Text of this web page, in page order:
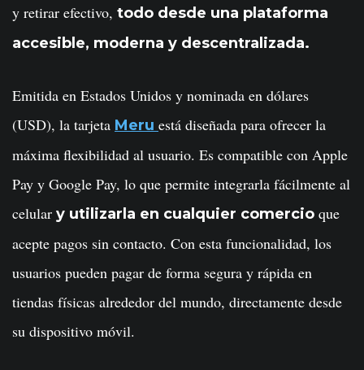
y retirar efectivo, todo desde una plataforma
accesible, moderna y descentralizada.
Emitida en Estados Unidos y nominada en dólares
(USD), la tarjeta Meru está diseñada para ofrecer la
máxima flexibilidad al usuario. Es compatible con Apple
Pay y Google Pay, lo que permite integrarla fácilmente al
celular y utilizarla en cualquier comercio que
acepte pagos sin contacto. Con esta funcionalidad, los
usuarios pueden pagar de forma segura y rápida en
tiendas físicas alrededor del mundo, directamente desde
su dispositivo móvil.